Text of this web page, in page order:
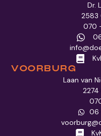
Dr.
2583
070
VOORBURG
Laan van
2274
06